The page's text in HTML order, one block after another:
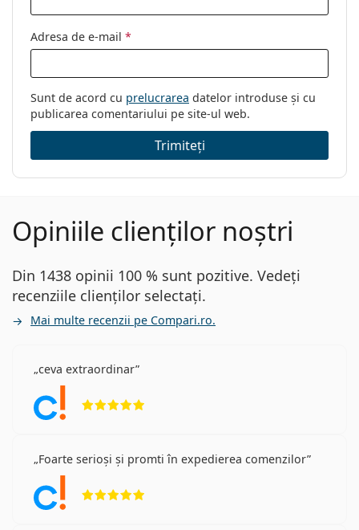
Adresa de e-mail *
Sunt de acord cu prelucrarea datelor introduse și cu
publicarea comentariului pe site-ul web.
Trimiteți
Opiniile clienților noștri
Din 1438 opinii 100 % sunt pozitive. Vedeți
recenziile clienților selectați.
Mai multe recenzii pe Compari.ro.
ceva extraordinar
Foarte serioși și promti în expedierea comenzilor